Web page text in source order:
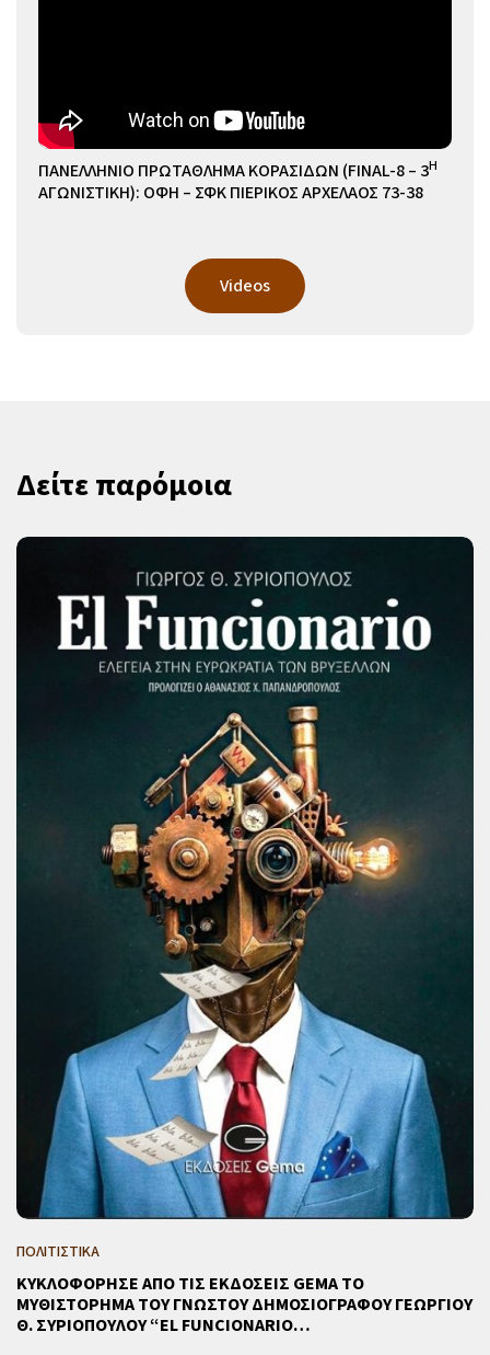
ΠΑΝΕΛΛΗΝΙΟ ΠΡΩΤΑΘΛΗΜΑ ΚΟΡΑΣΙΔΩΝ (FINAL-8 – 3Η
ΑΓΩΝΙΣΤΙΚΗ): ΟΦΗ – ΣΦΚ ΠΙΕΡΙΚΟΣ ΑΡΧΕΛΑΟΣ 73-38
Videos
Δείτε παρόμοια
ΠΟΛΙΤΙΣΤΙΚΑ
ΚΥΚΛΟΦΟΡΗΣΕ ΑΠΟ ΤΙΣ ΕΚΔΟΣΕΙΣ GEMA ΤΟ
ΜΥΘΙΣΤΟΡΗΜΑ ΤΟΥ ΓΝΩΣΤΟΥ ΔΗΜΟΣΙΟΓΡΑΦΟΥ ΓΕΩΡΓΙΟΥ
Θ. ΣΥΡΙΟΠΟΥΛΟΥ “EL FUNCIONARIO…